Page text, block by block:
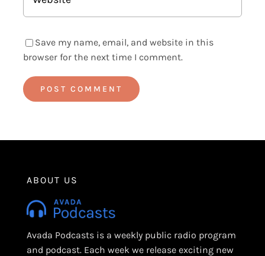
Save my name, email, and website in this
browser for the next time I comment.
ABOUT US
Avada Podcasts is a weekly public radio program
and podcast. Each week we release exciting new